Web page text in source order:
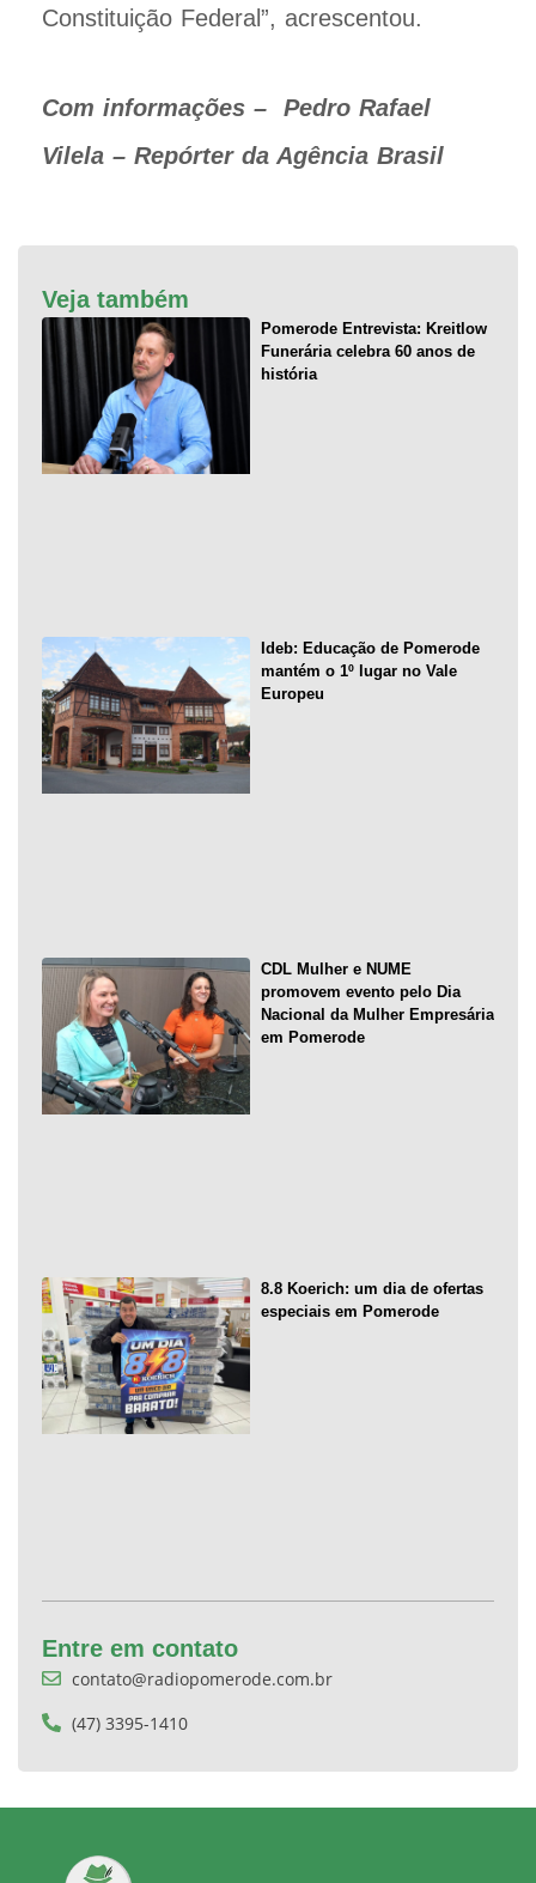
Constituição Federal”, acrescentou.
Com informações – Pedro Rafael
Vilela – Repórter da Agência Brasil
Veja também
Pomerode Entrevista: Kreitlow
Funerária celebra 60 anos de
história
Ideb: Educação de Pomerode
mantém o 1º lugar no Vale
Europeu
CDL Mulher e NUME
promovem evento pelo Dia
Nacional da Mulher Empresária
em Pomerode
8.8 Koerich: um dia de ofertas
especiais em Pomerode
Entre em contato
contato@radiopomerode.com.br
(47) 3395-1410